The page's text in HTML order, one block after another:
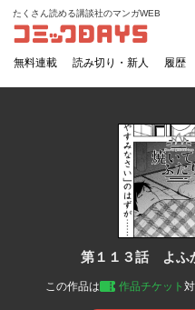
コミックDAYS
たくさん読める講談社のマンガWEB
無料連載 読み切り・新人 履歴
第１１３話 よふ
この作品は 作品チケット